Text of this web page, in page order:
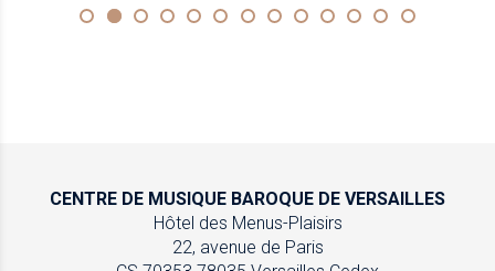
CENTRE DE MUSIQUE BAROQUE DE VERSAILLES
Hôtel des Menus-Plaisirs
22, avenue de Paris